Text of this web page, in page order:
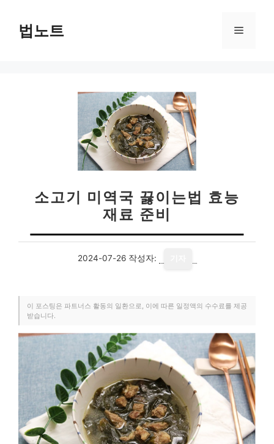
법노트 메
소고기 미역국 끓이는법 효능
재료 준비
2024-07-26 작성자:
이 포스팅은 파트너스 활동의 일환으로, 이에 따른 일정액의 수수료를 제공
받습니다.